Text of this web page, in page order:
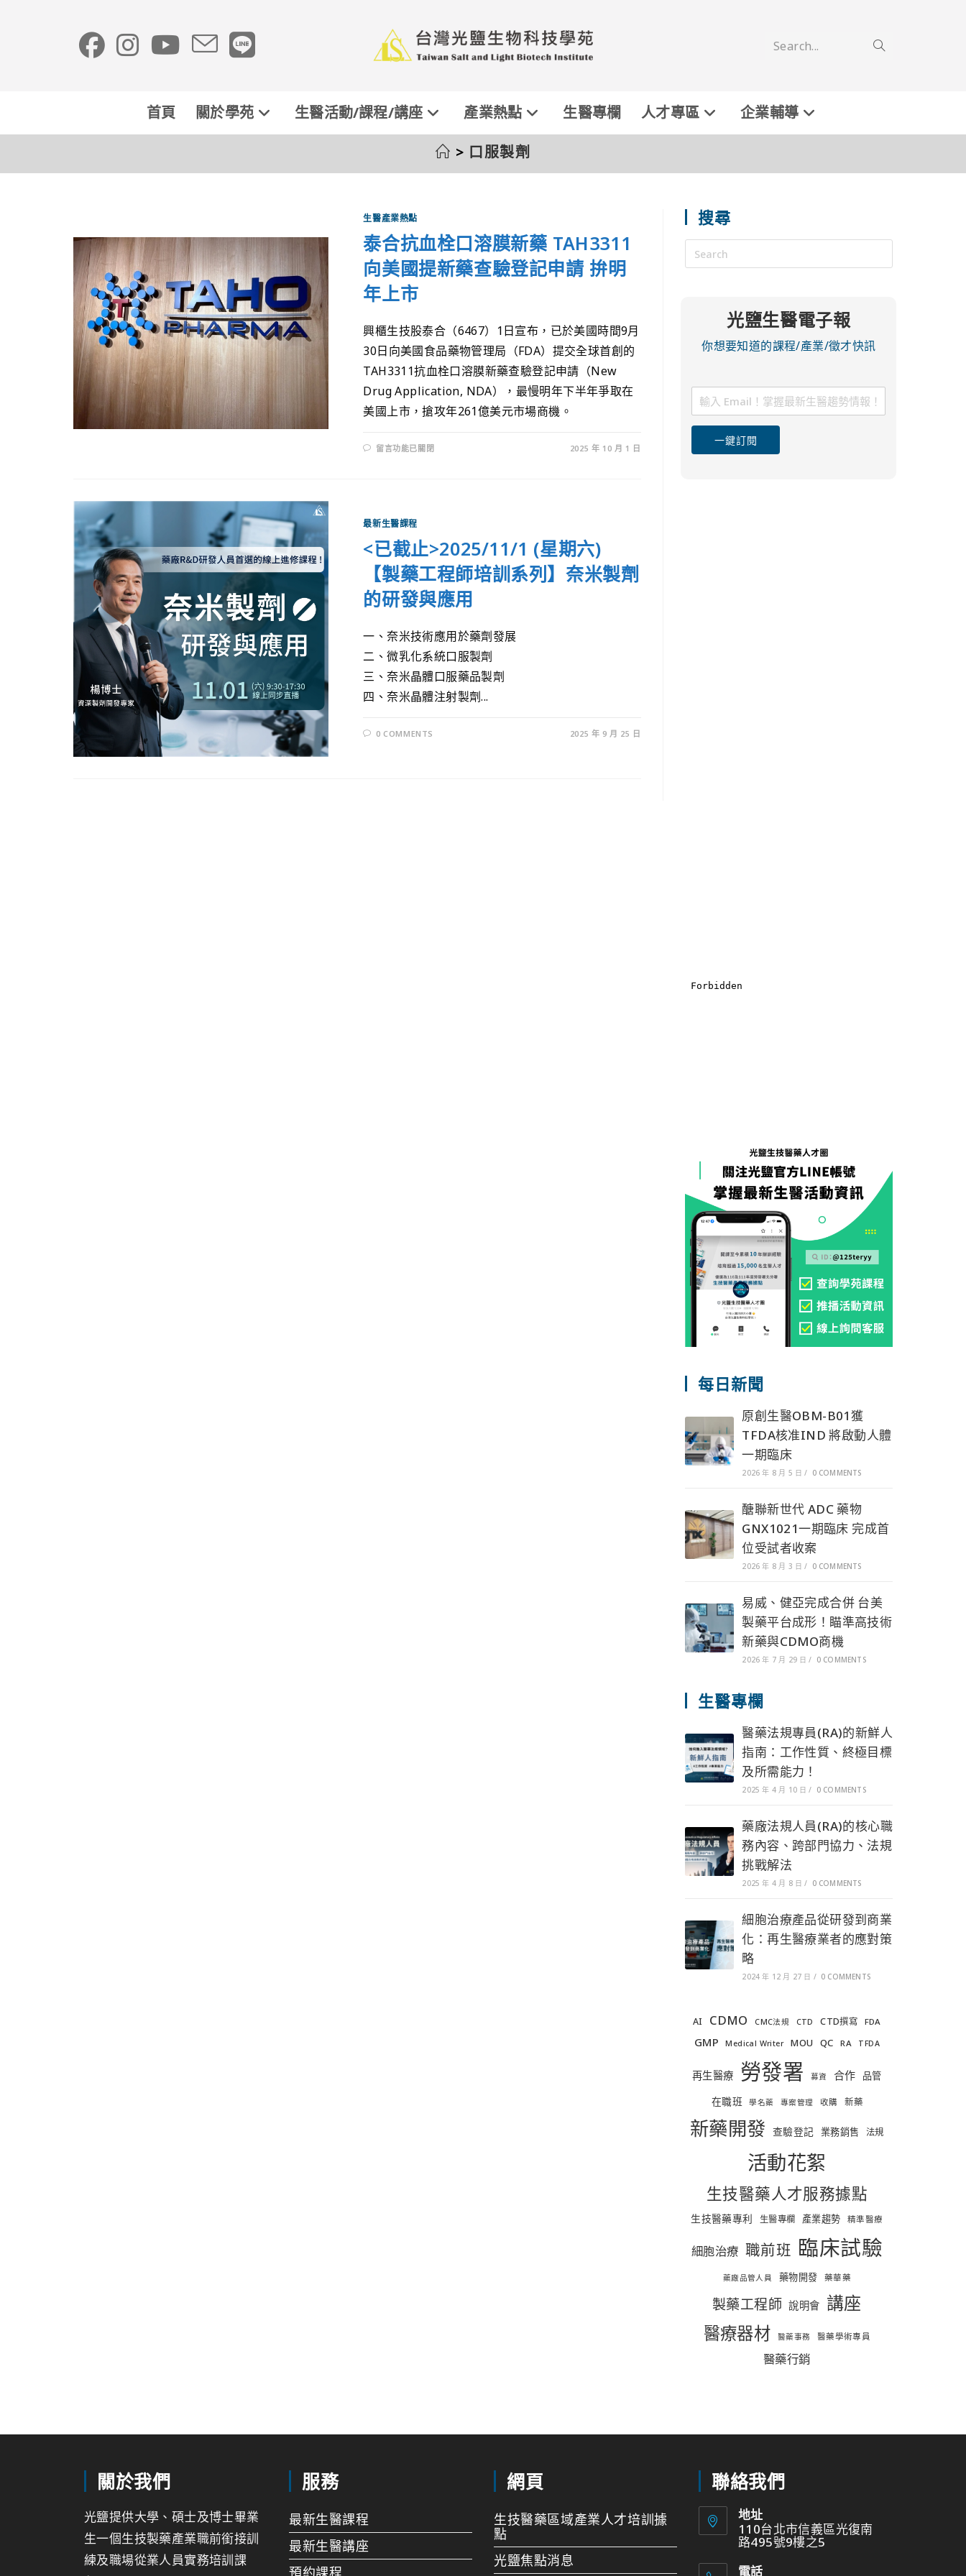
Search...
首頁 關於學苑 生醫活動/課程/講座 產業熱點 生醫專欄 人才專區 企業輔導
> 口服製劑
生醫產業熱點
泰合抗血栓口溶膜新藥 TAH3311
向美國提新藥查驗登記申請 拚明
年上市
興櫃生技股泰合（6467）1日宣布，已於美國時間9月
30日向美國食品藥物管理局（FDA）提交全球首創的
TAH3311抗血栓口溶膜新藥查驗登記申請（New
Drug Application, NDA），最慢明年下半年爭取在
美國上市，搶攻年261億美元市場商機。
留言功能已關閉 2025 年 10 月 1 日
最新生醫課程
<已截止>2025/11/1 (星期六)
【製藥工程師培訓系列】奈米製劑
的研發與應用
一、奈米技術應用於藥劑發展
二、微乳化系統口服製劑
三、奈米晶體口服藥品製劑
四、奈米晶體注射製劑...
0 COMMENTS 2025 年 9 月 25 日
搜尋
光鹽生醫電子報
你想要知道的課程/產業/徵才快訊
一鍵訂閱
每日新聞
原創生醫OBM-B01獲
TFDA核准IND 將啟動人體
一期臨床
2026 年 8 月 5 日 / 0 COMMENTS
醣聯新世代 ADC 藥物
GNX1021一期臨床 完成首
位受試者收案
2026 年 8 月 3 日 / 0 COMMENTS
易威、健亞完成合併 台美
製藥平台成形！瞄準高技術
新藥與CDMO商機
2026 年 7 月 29 日 / 0 COMMENTS
生醫專欄
醫藥法規專員(RA)的新鮮人
指南：工作性質、終極目標
及所需能力！
2025 年 4 月 10 日 / 0 COMMENTS
藥廠法規人員(RA)的核心職
務內容、跨部門協力、法規
挑戰解法
2025 年 4 月 8 日 / 0 COMMENTS
細胞治療產品從研發到商業
化：再生醫療業者的應對策
略
2024 年 12 月 27 日 / 0 COMMENTS
AI CDMO CMC法規 CTD CTD撰寫 FDA
GMP Medical Writer MOU QC RA TFDA
再生醫療 勞發署 募資 合作 品管
在職班 學名藥 專案管理 收購 新藥
新藥開發 查驗登記 業務銷售 法規
活動花絮
生技醫藥人才服務據點
生技醫藥專利 生醫專欄 產業趨勢 精準醫療
細胞治療 職前班 臨床試驗
藥廠品管人員 藥物開發 藥華藥
製藥工程師 說明會 講座
醫療器材 醫藥事務 醫藥學術專員
醫藥行銷
關於我們
光鹽提供大學、碩士及博士畢業
生一個生技製藥產業職前銜接訓
練及職場從業人員實務培訓課
服務
最新生醫課程
最新生醫講座
預約課程
網頁
生技醫藥區域產業人才培訓據
點
光鹽焦點消息
聯絡我們
地址
110台北市信義區光復南
路495號9樓之5
電話